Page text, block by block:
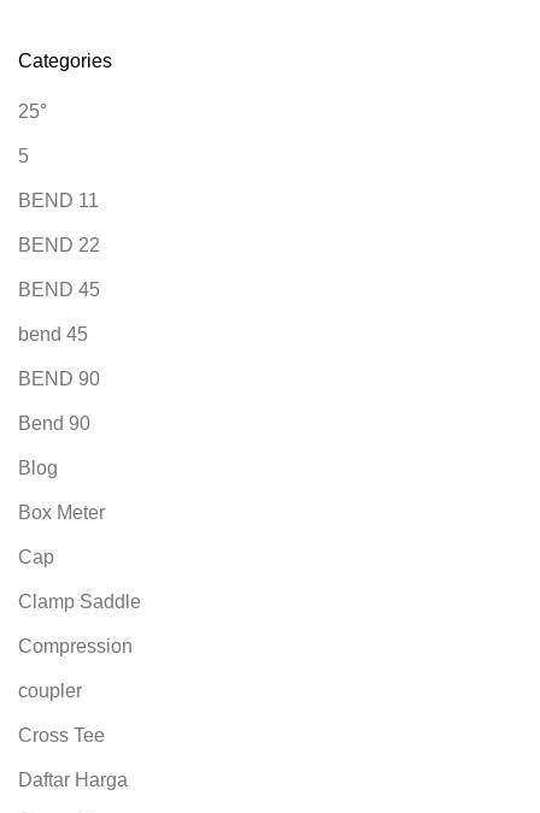
Categories
25°
5
BEND 11
BEND 22
BEND 45
bend 45
BEND 90
Bend 90
Blog
Box Meter
Cap
Clamp Saddle
Compression
coupler
Cross Tee
Daftar Harga